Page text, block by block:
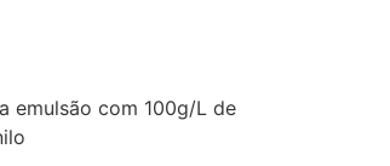
emulsão com 100g/L de